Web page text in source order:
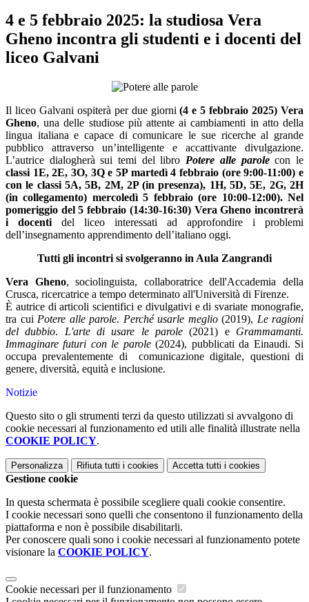
4 e 5 febbraio 2025: la studiosa Vera
Gheno incontra gli studenti e i docenti del
liceo Galvani
Il liceo Galvani ospiterà per due giorni(4 e 5 febbraio 2025) Vera
Gheno, una delle studiose più attente ai cambiamenti in atto della
lingua italiana e capace di comunicare le sue ricerche al grande
pubblico attraverso un’intelligente e accattivante divulgazione.
L’autrice dialogherà sui temi del libro Potere alle parole con le
classi 1E, 2E, 3O, 3Q e 5P martedì 4 febbraio (ore 9:00-11:00) e
con le classi 5A, 5B, 2M, 2P (in presenza), 1H, 5D, 5E, 2G, 2H
(in collegamento) mercoledì 5 febbraio (ore 10:00-12:00). Nel
pomeriggio del 5 febbraio (14:30-16:30) Vera Gheno incontrerà
i docenti del liceo interessati ad approfondire i problemi
dell’insegnamento apprendimento dell’italiano oggi.
Tutti gli incontri si svolgeranno in Aula Zangrandi
Vera Gheno, sociolinguista, collaboratrice dell'Accademia della
Crusca, ricercatrice a tempo determinato all'Università di Firenze.
È autrice di articoli scientifici e divulgativi e di svariate monografie,
tra cui Potere alle parole. Perché usarle meglio(2019), Le ragioni
del dubbio. L'arte di usare le parole(2021) e Grammamanti.
Immaginare futuri con le parole(2024), pubblicati da Einaudi. Si
occupa prevalentemente di comunicazione digitale, questioni di
genere, diversità, equità e inclusione.
Notizie
Questo sito o gli strumenti terzi da questo utilizzati si avvalgono di
cookie necessari al funzionamento ed utili alle finalità illustrate nella
COOKIE POLICY.
Personalizza Rifiuta tutti i cookies Accetta tutti i cookies
Gestione cookie
In questa schermata è possibile scegliere quali cookie consentire.
I cookie necessari sono quelli che consentono il funzionamento della
piattaforma e non è possibile disabilitarli.
Per conoscere quali sono i cookie necessari al funzionamento potete
visionare la COOKIE POLICY.
Cookie necessari per il funzionamento